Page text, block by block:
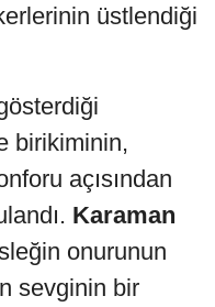
üstlendiği
birikiminin,
açısından
Karaman
onurunun
sevginin bir